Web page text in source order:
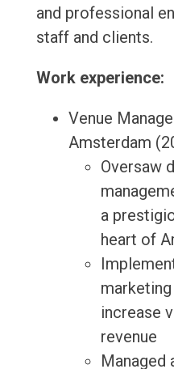
and professional
staff and clients.
Work experience:
Venue
Amsterdam
Oversaw
a
heart of
increase
revenue
Managed